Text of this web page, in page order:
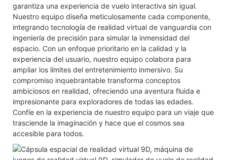
garantiza una experiencia de vuelo interactiva sin igual.
Nuestro equipo diseña meticulosamente cada componente,
integrando tecnología de realidad virtual de vanguardia con
ingeniería de precisión para simular la inmensidad del
espacio. Con un enfoque prioritario en la calidad y la
experiencia del usuario, nuestro equipo colabora para
ampliar los límites del entretenimiento inmersivo. Su
compromiso inquebrantable transforma conceptos
ambiciosos en realidad, ofreciendo una aventura fluida e
impresionante para exploradores de todas las edades.
Confíe en la experiencia de nuestro equipo para un viaje que
trasciende la imaginación y hace que el cosmos sea
accesible para todos.